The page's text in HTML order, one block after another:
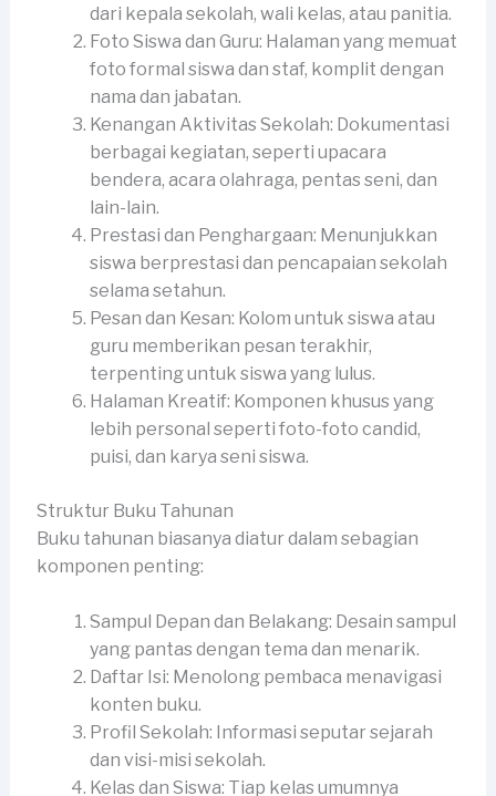
dari kepala sekolah, wali kelas, atau panitia.
Foto Siswa dan Guru: Halaman yang memuat
foto formal siswa dan staf, komplit dengan
nama dan jabatan.
Kenangan Aktivitas Sekolah: Dokumentasi
berbagai kegiatan, seperti upacara
bendera, acara olahraga, pentas seni, dan
lain-lain.
Prestasi dan Penghargaan: Menunjukkan
siswa berprestasi dan pencapaian sekolah
selama setahun.
Pesan dan Kesan: Kolom untuk siswa atau
guru memberikan pesan terakhir,
terpenting untuk siswa yang lulus.
Halaman Kreatif: Komponen khusus yang
lebih personal seperti foto-foto candid,
puisi, dan karya seni siswa.
Struktur Buku Tahunan
Buku tahunan biasanya diatur dalam sebagian
komponen penting:
Sampul Depan dan Belakang: Desain sampul
yang pantas dengan tema dan menarik.
Daftar Isi: Menolong pembaca menavigasi
konten buku.
Profil Sekolah: Informasi seputar sejarah
dan visi-misi sekolah.
Kelas dan Siswa: Tiap kelas umumnya